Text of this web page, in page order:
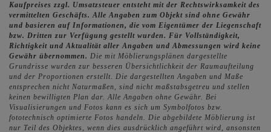
Kaufpreises zzgl. Umsatzsteuer entsteht mit der Rechtswirksamkeit des
vermittelten Geschäfts.Alle Angaben zum Objekt sind ohne Gewähr
und basieren auf Informationen, die vom Eigentümer der Liegenschaft
bzw. Dritten zur Verfügung gestellt wurden. Für Vollständigkeit,
Richtigkeit und Aktualität aller Angaben und Abmessungen wird keine
Gewähr übernommen. Die mit Möblierungsplänen dargestellte
Grundrisse wurden zur besseren Übersichtlichkeit der Raumaufteilung
und der Proportionen erstellt. Die dargestellten Angaben und Maße
entsprechen nicht Naturmaßen, sind nicht maßstabsgetreu und stellen
keinen bewilligten Plan dar. Alle Angaben ohne Gewähr. Bei
Visualisierungen und Fotos kann es sich um Symbolfotos bzw.
fototechnisch optimierte Fotos handeln. Die abgebildete Möblierung ist
nur Teil des Objektes, wenn dies ausdrücklich angeführt wird, ansonsten